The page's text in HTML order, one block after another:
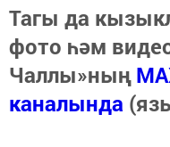
Тагы да
фото һәм
Чаллы»ның
каналында